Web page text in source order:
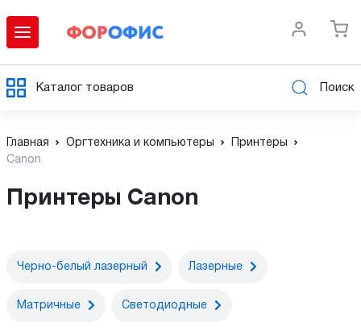
Каталог товаров Поиск
Главная Оргтехника и компьютеры
Принтеры
Canon
Принтеры Canon
Черно-белый лазерный Лазерные
Матричные Светодиодные